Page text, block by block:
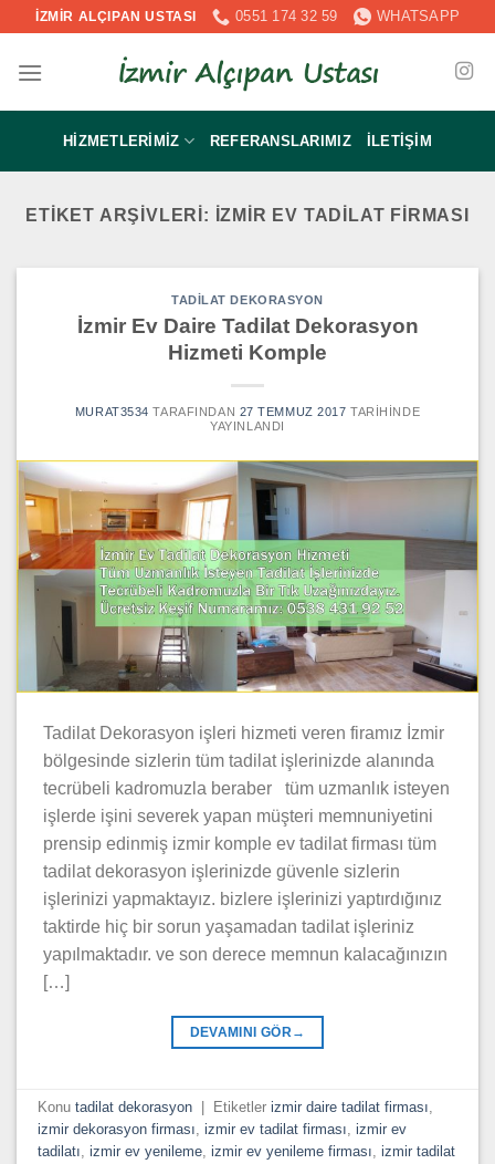
İçeriğeİZMİR ALÇIPAN USTASI 0551 174 32 59 WHATSAPP
HIZMETLERIMIZ REFERANSLARIMIZ İLETIŞIM
ETIKET ARŞIVLERI: IZMIR EV TADILAT FIRMASI
TADILAT DEKORASYON
İzmir Ev Daire Tadilat Dekorasyon
Hizmeti Komple
MURAT3534 TARAFINDAN 27 TEMMUZ 2017 TARIHINDE
YAYINLANDI
Tadilat Dekorasyon işleri hizmeti veren firamız İzmir
bölgesinde sizlerin tüm tadilat işlerinizde alanında
tecrübeli kadromuzla beraber tüm uzmanlık isteyen
işlerde işini severek yapan müşteri memnuniyetini
prensip edinmiş izmir komple ev tadilat firması tüm
tadilat dekorasyon işlerinizde güvenle sizlerin
işlerinizi yapmaktayız. bizlere işlerinizi yaptırdığınız
taktirde hiç bir sorun yaşamadan tadilat işleriniz
yapılmaktadır. ve son derece memnun kalacağınızın
[…]
DEVAMINI GÖR→
Konutadilat dekorasyon Etiketlerizmir daire tadilat firması,
izmir dekorasyon firması,izmir ev tadilat firması,izmir ev
tadilatı,izmir ev yenileme,izmir ev yenileme firması,izmir tadilat